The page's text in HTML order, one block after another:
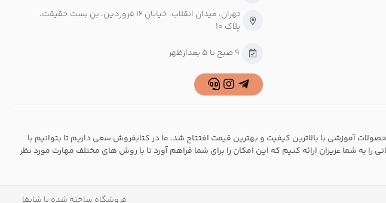
تهران، میدان انقلاب، خیابان ۱۲ فروردین، بن بست حقیقت،
پلاک ۱۰
9 صبح تا 5 بعدازظهر
آموزشی با بالاترین کیفیت و بهترین قیمت افتتاح شد. ما در کتابفروش سعی داریم تا بتوانیم با
را به شما عزیزان ارائه کنیم که این امکان را برای شما فراهم آورد تا با روش های مختلف مهارت مورد نظر
فروشگاه ساخته شده با شاپفا